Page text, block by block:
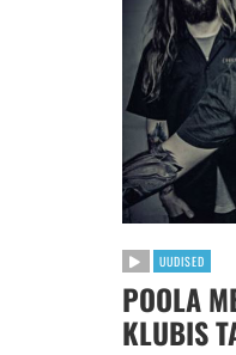
UUDISED
POOLA
KLUBIS